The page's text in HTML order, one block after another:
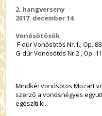
2. hangverseny
2017. december 14.
Vonósötösök
F-dúr Vonósötös Nr.1., Op. 88
G-dúr Vonósötös Nr.2., Op.
Mindkét vonósötös Mozart
szerző a vonósnégyes
egészíti ki.